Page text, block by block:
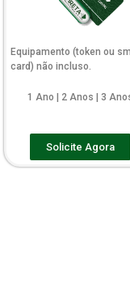
Equipamento (token ou
card) não incluso.
1 Ano | 2 Anos | 3
Solicite Agora